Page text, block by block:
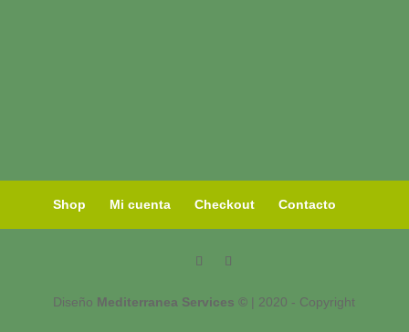
Shop Mi cuenta Checkout Contacto
Diseño Mediterranea Services © | 2020 - Copyright